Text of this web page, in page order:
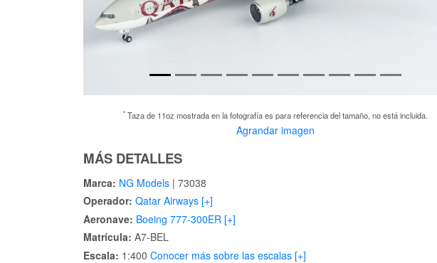
* Taza de 11oz mostrada en la fotografía es para referencia del tamaño, no está incluida.
Agrandar imagen
MÁS DETALLES
Marca: NG Models | 73038
Operador: Qatar Airways [+]
Aeronave: Boeing 777-300ER [+]
Matrícula: A7-BEL
Escala: 1:400 Conocer más sobre las escalas [+]